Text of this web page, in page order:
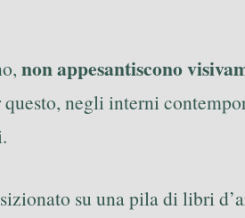
non appesantiscono
negli interni
su una pila di libri